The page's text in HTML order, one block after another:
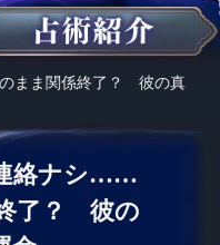
まま関係終了？ 彼の真
絡ナシ……
了？ 彼の